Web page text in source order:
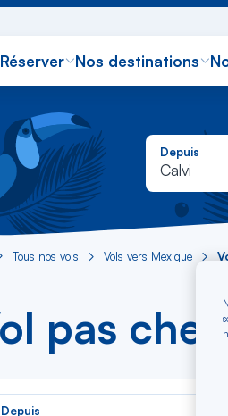
Réserver Nos destinations
Depuis
Calvi
Tous nos vols Vols vers Mexique
pas
Depuis